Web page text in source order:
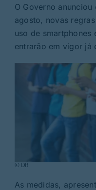
Search
O Governo
agosto, novas
uso de smartphones
entrarão em vigor já
© DR
As medidas,